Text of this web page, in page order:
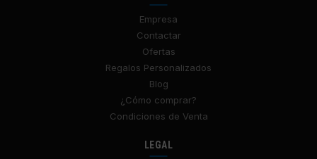
Empresa
Contactar
Ofertas
Regalos Personalizados
Blog
¿Cómo comprar?
Condiciones de Venta
LEGAL